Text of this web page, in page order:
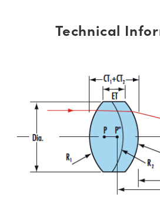
Technical